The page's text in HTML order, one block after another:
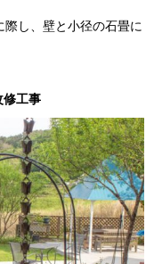
し、壁と小径の石畳に
修工事